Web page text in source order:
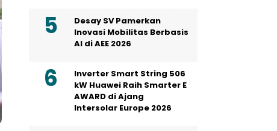
Desay SV Pamerkan
Inovasi Mobilitas Berbasis
AI di AEE 2026
Inverter Smart String 506
kW Huawei Raih Smarter E
AWARD di Ajang
Intersolar Europe 2026